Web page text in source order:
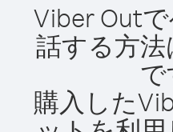
Viber Out
話する方
で
購入した